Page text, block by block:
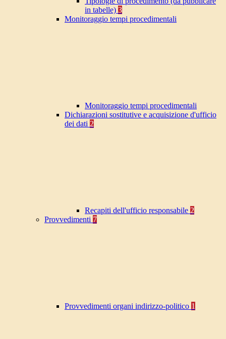
in tabelle) 3
Monitoraggio tempi procedimentali
Monitoraggio tempi procedimentali
Dichiarazioni sostitutive e acquisizione d'ufficio
dei dati 2
Recapiti dell'ufficio responsabile 2
Provvedimenti 7
Provvedimenti organi indirizzo-politico 1